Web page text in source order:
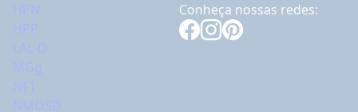
HPN
HPP
LAL-D
MGg
NF1
NMOSD
Conheça nossas redes: